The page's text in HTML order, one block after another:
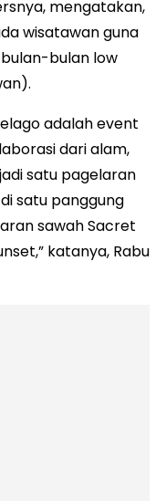
mengatakan,
wisatawan guna
bulan low
adalah event
dari alam,
satu pagelaran
satu panggung
sawah Sacret
katanya, Rabu